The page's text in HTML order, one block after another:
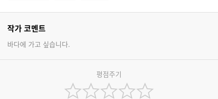
작가 코멘트
바다에 가고 싶습니다.
평점주기